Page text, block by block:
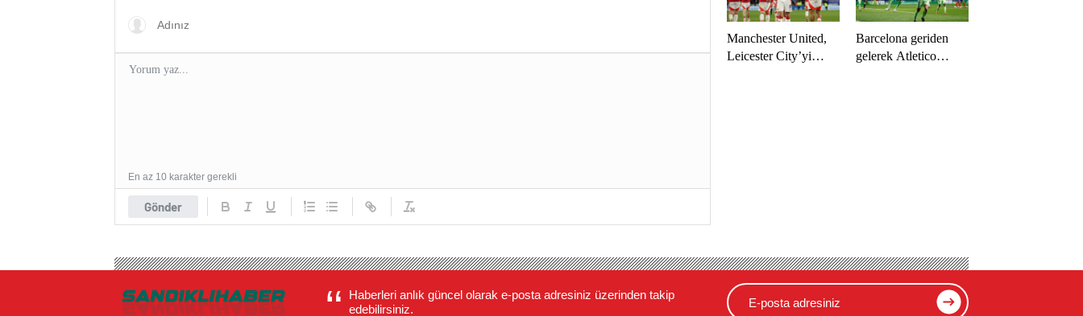
Gönder
En az 10 karakter gerekli
Manchester United,
Leicester City’yi
Barcelona geriden
gelerek Atletico
Haberleri anlık güncel olarak e-posta adresiniz üzerinden takip
edebilirsiniz.